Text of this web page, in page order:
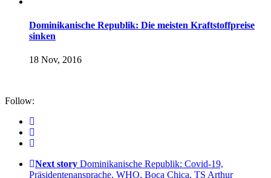
Dominikanische Republik: Die meisten Kraftstoffpreise
sinken
18 Nov, 2016
Follow:
Next story Dominikanische Republik: Covid-19,
Präsidentenansprache, WHO, Boca Chica, TS Arthur